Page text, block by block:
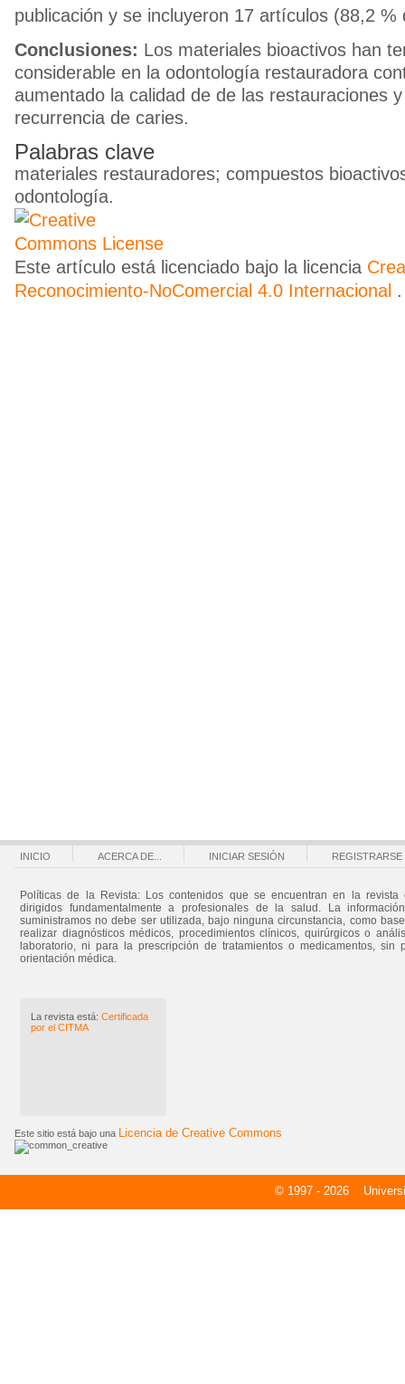
publicación y se incluyeron 17 artículos (88,2 %
Conclusiones: Los materiales bioactivos han
considerable en la odontología restauradora
aumentado la calidad de de las restauraciones
recurrencia de caries.
Palabras clave
materiales restauradores; compuestos
odontología.
Este artículo está licenciado bajo la licencia
Reconocimiento-NoComercial 4.0 Internacional .
INICIO ACERCA DE... INICIAR SESIÓN REGISTRARSE
Políticas de la Revista: Los contenidos que se encuentran en la revista
dirigidos fundamentalmente a profesionales de la salud. La
suministramos no debe ser utilizada, bajo ninguna circunstancia, como
realizar diagnósticos médicos, procedimientos clínicos, quirúrgicos o
laboratorio, ni para la prescripción de tratamientos o medicamentos, sin
orientación médica.
La revista está: Certificada
por el CITMA
Este sitio está bajo una Licencia de Creative Commons
© 1997 - 2026